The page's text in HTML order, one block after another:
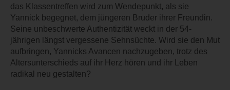
das Klassentreffen wird zum Wendepunkt, als sie
Yannick begegnet, dem jüngeren Bruder ihrer Freundin.
Seine unbeschwerte Authentizität weckt in der 54-
jährigen längst vergessene Sehnsüchte. Wird sie den Mut
aufbringen, Yannicks Avancen nachzugeben, trotz des
Altersunterschieds auf ihr Herz hören und ihr Leben
radikal neu gestalten?